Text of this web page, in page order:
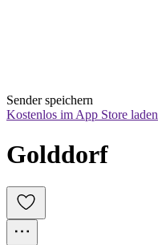
Sender speichern
Kostenlos im App Store laden
Golddorf